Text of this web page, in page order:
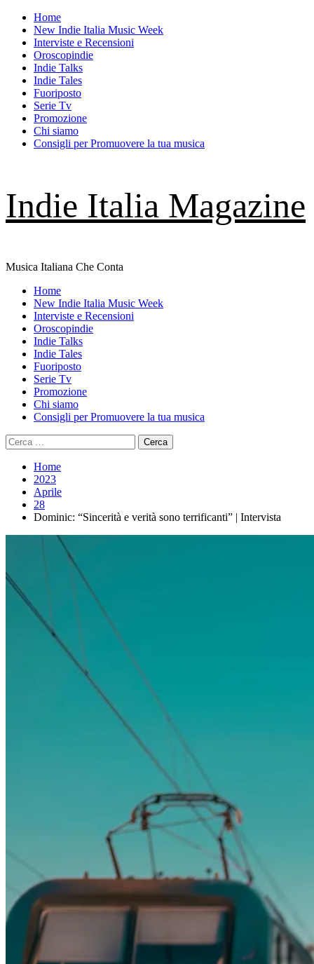
Skip
content
Home
New Indie Italia Music Week
Interviste e Recensioni
Oroscopindie
Indie Talks
Indie Tales
Fuoriposto
Serie Tv
Promozione
Chi siamo
Consigli per Promuovere la tua musica
Indie Italia Magazine
Musica Italiana Che Conta
Primary
Menu
Home
New Indie Italia Music Week
Interviste e Recensioni
Oroscopindie
Indie Talks
Indie Tales
Fuoriposto
Serie Tv
Promozione
Chi siamo
Consigli per Promuovere la tua musica
Ricerca
per:
Home
2023
Aprile
28
Dominic: “Sincerità e verità sono terrificanti” | Intervista